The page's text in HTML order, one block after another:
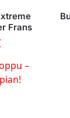
Frans
–